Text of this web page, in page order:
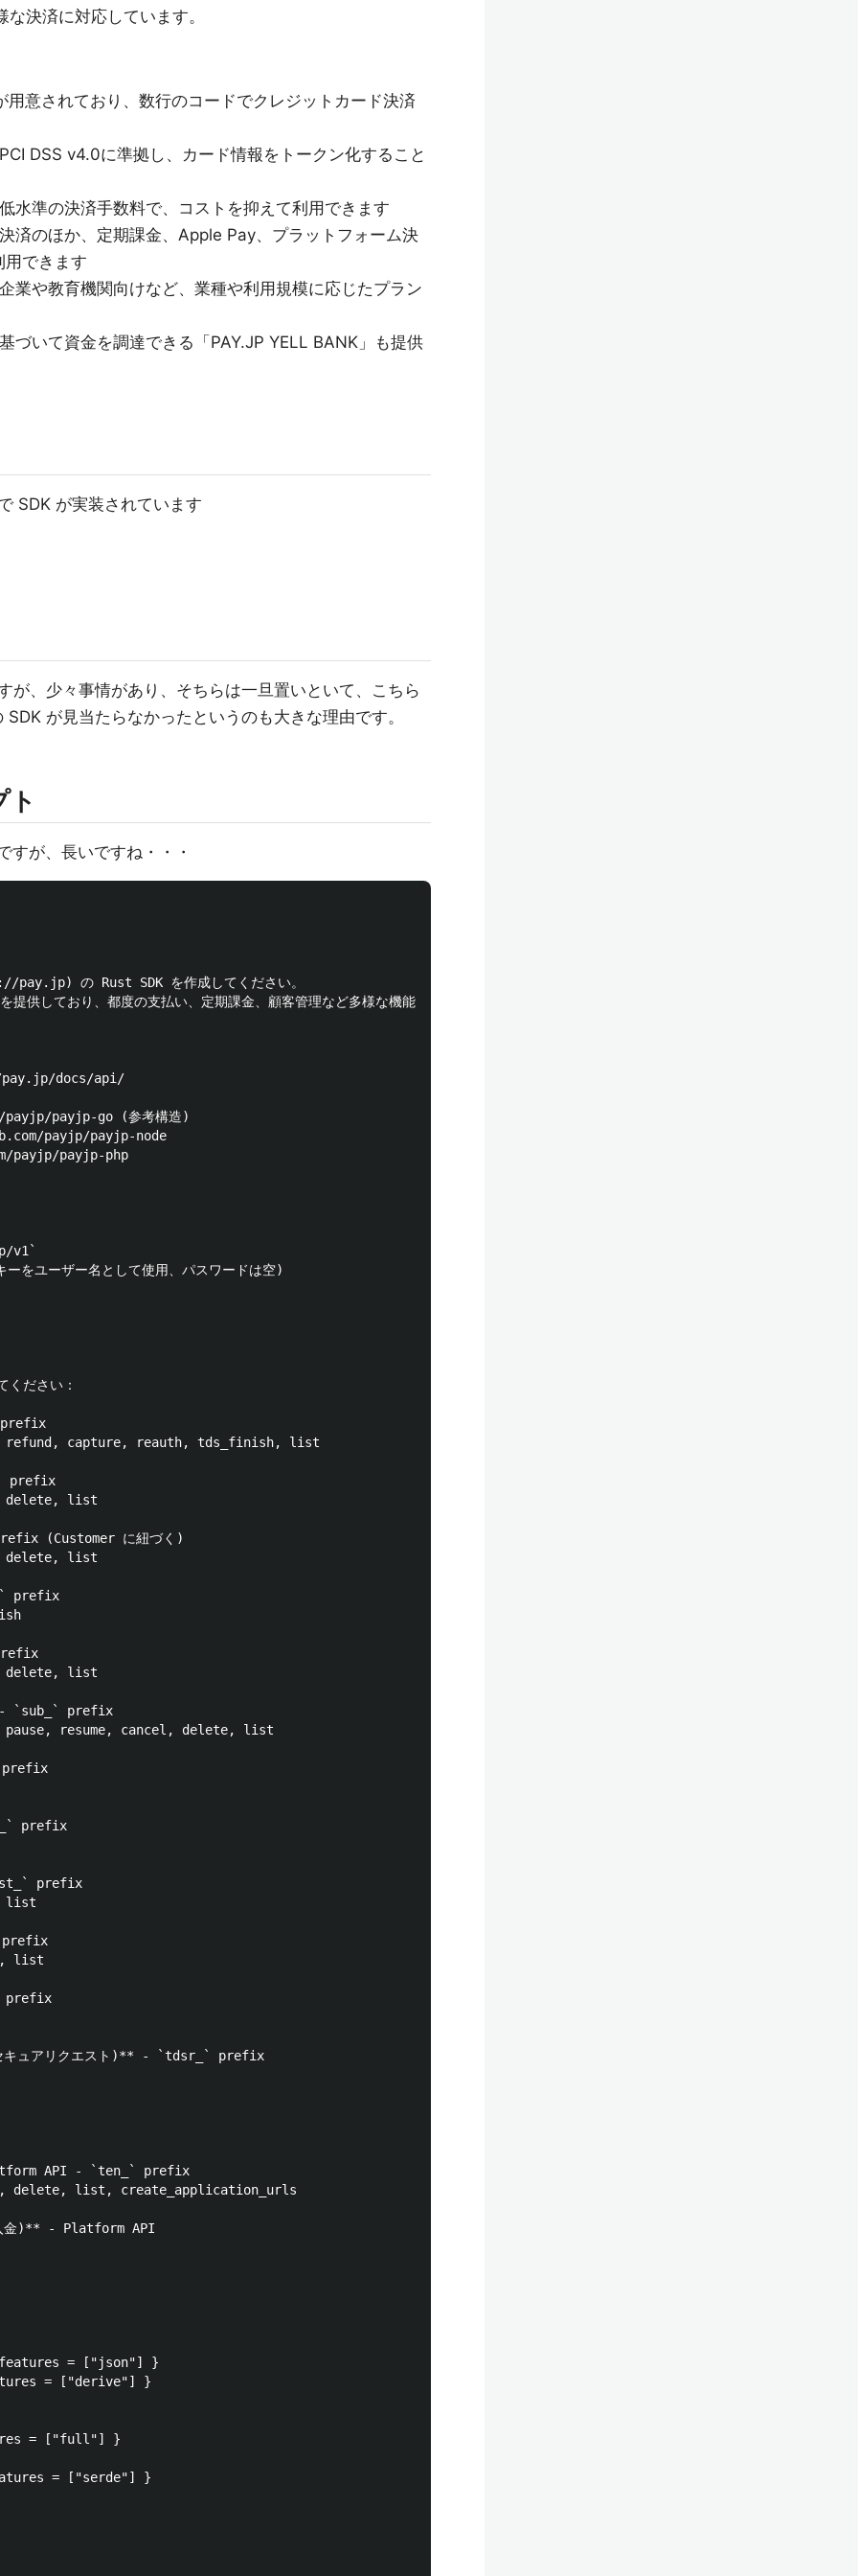
決済に対応しています。
用意されており、数行のコードでクレジットカード決済
DSS v4.0に準拠し、カード情報をトークン化すること
水準の決済手数料で、コストを抑えて利用できます
済のほか、定期課金、Apple Pay、プラットフォーム決
用できます
業や教育機関向けなど、業種や利用規模に応じたプラン
づいて資金を調達できる「PAY.JP YELL BANK」も提供
SDK が実装されています
が、少々事情があり、そちらは一旦置いといて、こちら
が見当たらなかったというのも大きな理由です。
ト
すが、長いですね・・・